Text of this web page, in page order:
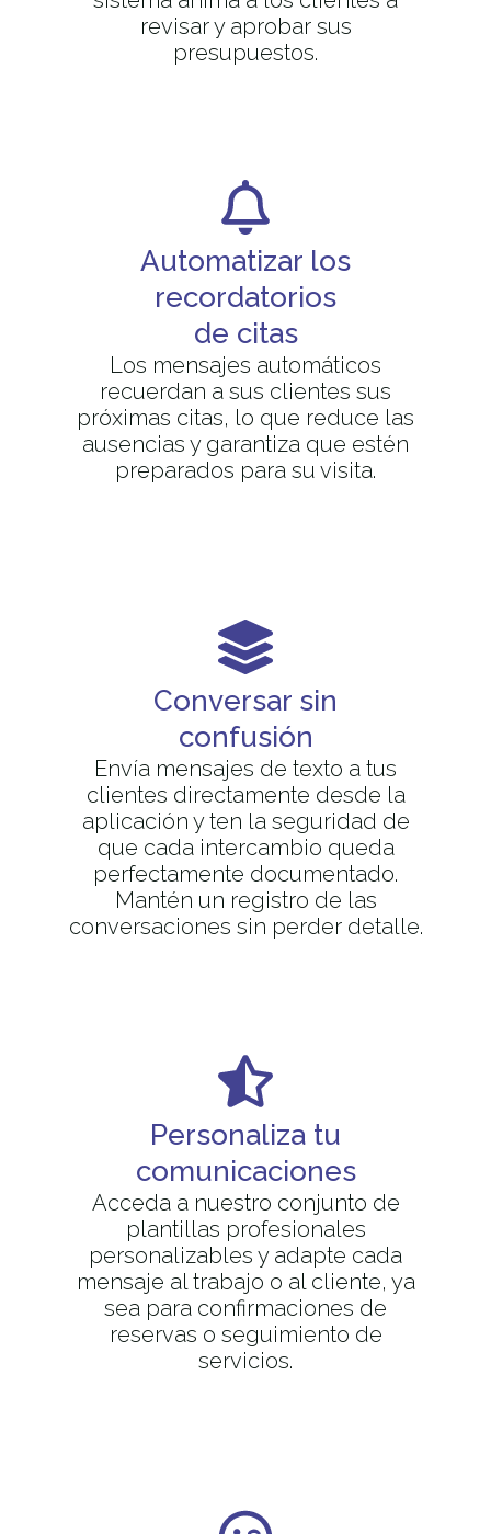
revisar y aprobar sus
presupuestos.
Automatizar los
recordatorios
de citas
Los mensajes automáticos
recuerdan a sus clientes sus
próximas citas, lo que reduce las
ausencias y garantiza que estén
preparados para su visita.
Conversar sin
confusión
Envía mensajes de texto a tus
clientes directamente desde la
aplicación y ten la seguridad de
que cada intercambio queda
perfectamente documentado.
Mantén un registro de las
conversaciones sin perder detalle.
Personaliza tu
comunicaciones
Acceda a nuestro conjunto de
plantillas profesionales
personalizables y adapte cada
mensaje al trabajo o al cliente, ya
sea para confirmaciones de
reservas o seguimiento de
servicios.